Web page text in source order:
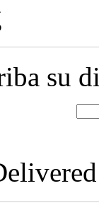
su